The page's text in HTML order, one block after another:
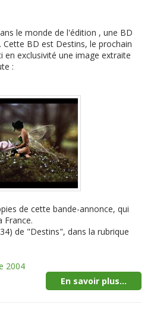
le monde de l'édition , une BD
Cette BD est Destins, le prochain
en exclusivité une image extraite
:
de cette bande-annonce, qui
France.
de "Destins", dans la rubrique
2004
En savoir plus...